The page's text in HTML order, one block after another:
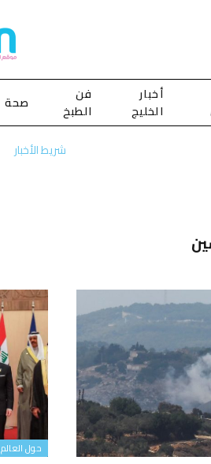
أخبار
الخليج
فن
الطبخ
صحة
شريط الأخبار
حول العالم